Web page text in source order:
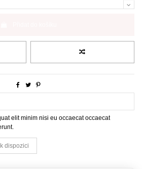
elit minim nisi eu occaecat occaecat